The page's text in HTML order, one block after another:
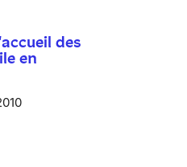
des
en